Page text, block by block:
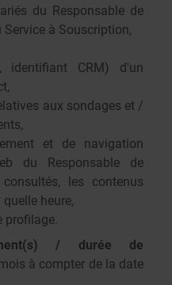
du Responsable de
à Souscription,
identifiant CRM) d'un
aux sondages et /
et de navigation
du Responsable de
les contenus
heure,
profilage.
/ durée de
à compter de la date